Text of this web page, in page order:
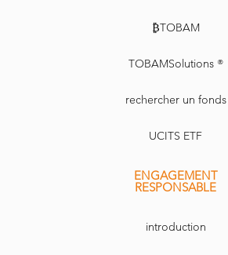
₿TOBAM
TOBAMSolutions ®
rechercher un fonds
UCITS ETF
ENGAGEMENT
RESPONSABLE
introduction